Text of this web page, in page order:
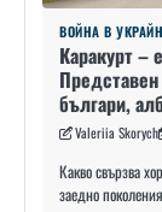
ВОЙНА В
Каракурт –
българи,
Valeriia Skorych
Какво свързва
заедно